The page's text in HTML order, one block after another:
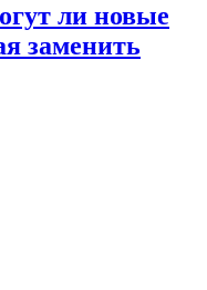
ли новые
заменить